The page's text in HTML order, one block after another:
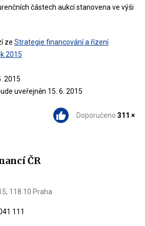
částech aukcí stanovena ve výši
ze Strategie financování a řízení
2015
2015
uveřejněn 15. 6. 2015
Doporučeno 311 ×
ČR
118 10 Praha
111